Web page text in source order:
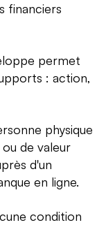
financiers
permet
: action,
physique
de valeur
d'un
en ligne.
condition